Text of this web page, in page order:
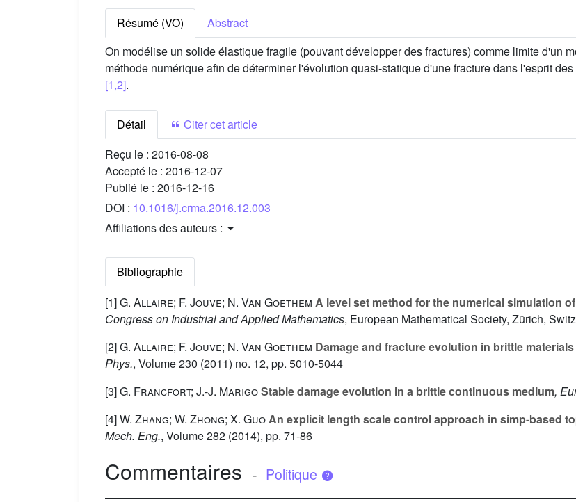
Résumé (VO)
Abstract
On modélise un solide élastique fragile (pouvant développer des fractures) comme limite d'un
méthode numérique afin de déterminer l'évolution quasi-statique d'une fracture dans l'esprit
[1,2].
Détail
Citer cet article
Reçu le : 2016-08-08
Accepté le : 2016-12-07
Publié le : 2016-12-16
DOI : 10.1016/j.crma.2016.12.003
Affiliations des auteurs :
Bibliographie
[1]G. Allaire; F. Jouve; N. Van Goethem A level set method for the numerical simulation
Congress on Industrial and Applied Mathematics, European Mathematical Society, Zürich,
[2]G. Allaire; F. Jouve; N. Van Goethem Damage and fracture evolution in brittle
Phys., Volume 230 (2011) no. 12, pp. 5010-5044
[3]G. Francfort; J.-J. MarigoStable damage evolution in a brittle continuous medium,
[4]W. Zhang; W. Zhong; X. GuoAn explicit length scale control approach in simp-based
Mech. Eng., Volume 282 (2014), pp. 71-86
Commentaires - Politique